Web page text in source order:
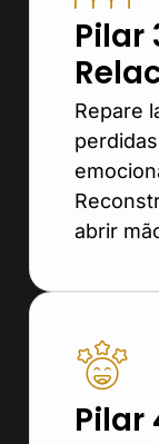
Pilar
Repare
abrir
Pilar